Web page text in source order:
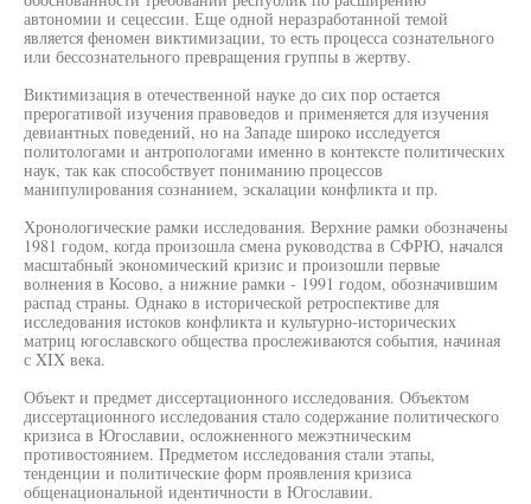
автономии и сецессии. Еще одной неразработанной темой
является феномен виктимизации, то есть процесса сознательного
или бессознательного превращения группы в жертву.
Виктимизация в отечественной науке до сих пор остается
прерогативой изучения правоведов и применяется для изучения
девиантных поведений, но на Западе широко исследуется
политологами и антропологами именно в контексте политических
наук, так как способствует пониманию процессов
манипулирования сознанием, эскалации конфликта и пр.
Хронологические рамки исследования. Верхние рамки обозначены
1981 годом, когда произошла смена руководства в СФРЮ, начался
масштабный экономический кризис и произошли первые
волнения в Косово, а нижние рамки - 1991 годом, обозначившим
распад страны. Однако в исторической ретроспективе для
исследования истоков конфликта и культурно-исторических
матриц югославского общества прослеживаются события, начиная
с XIX века.
Объект и предмет диссертационного исследования. Объектом
диссертационного исследования стало содержание политического
кризиса в Югославии, осложненного межэтническим
противостоянием. Предметом исследования стали этапы,
тенденции и политические форм проявления кризиса
общенациональной идентичности в Югославии.